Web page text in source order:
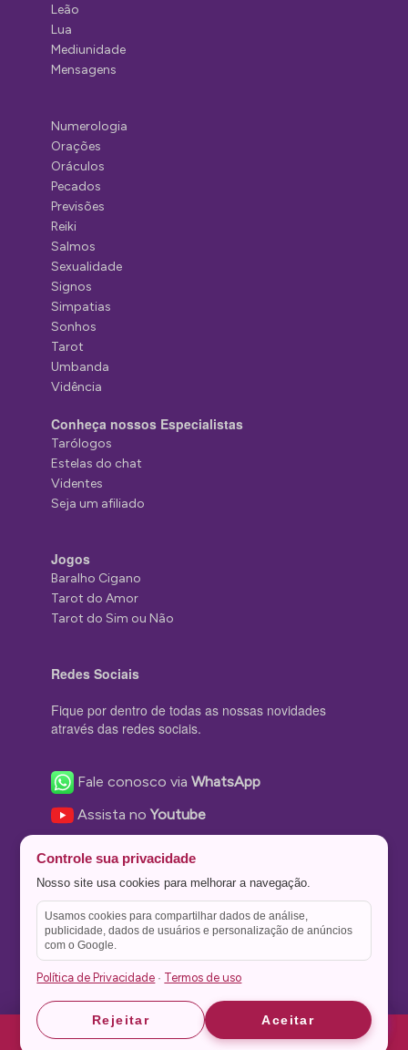
Leão
Lua
Mediunidade
Mensagens
Numerologia
Orações
Oráculos
Pecados
Previsões
Reiki
Salmos
Sexualidade
Signos
Simpatias
Sonhos
Tarot
Umbanda
Vidência
Conheça nossos Especialistas
Tarólogos
Estelas do chat
Videntes
Seja um afiliado
Jogos
Baralho Cigano
Tarot do Amor
Tarot do Sim ou Não
Redes Sociais
Fique por dentro de todas as nossas novidades
através das redes sociais.
Fale conosco viaWhatsApp
Assista noYoutube
Nos siga no Instagram
Nos siga noTwitter
Salve no
Theme Stone Blog Powered byWordPress
Controle sua privacidade
Nosso site usa cookies para melhorar a navegação.
Usamos cookies para compartilhar dados de análise,
publicidade, dados de usuários e personalização de anúncios
com o Google.
Política de Privacidade · Termos de uso
Rejeitar Aceitar